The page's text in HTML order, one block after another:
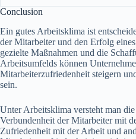
Conclusion
Ein gutes Arbeitsklima ist
der Mitarbeiter und den Erfolg
gezielte Maßnahmen und die
Arbeitsumfelds können
Mitarbeiterzufriedenheit steigern
sein.
Unter Arbeitsklima versteht man
Verbundenheit der Mitarbeiter mit
Zufriedenheit mit der Arbeit und